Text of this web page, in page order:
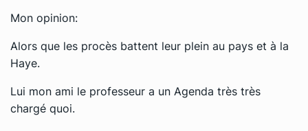
Mon opinion:
Alors que les procès battent leur plein au pays et à la
Haye.
Lui mon ami le professeur a un Agenda très très
chargé quoi.